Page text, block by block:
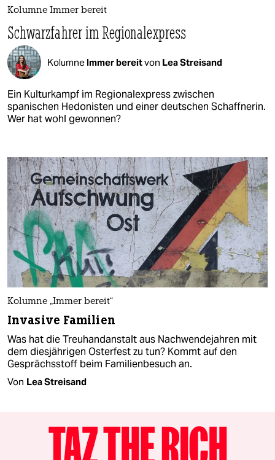
Kolumne Immer bereit
Schwarzfahrer im Regionalexpress
Kolumne Immer bereitvon Lea Streisand
Ein Kulturkampf im Regionalexpress zwischen
spanischen Hedonisten und einer deutschen Schaffnerin.
Wer hat wohl gewonnen?
Kolumne „Immer bereit“
Invasive Familien
Was hat die Treuhandanstalt aus Nachwendejahren mit
dem diesjährigen Osterfest zu tun? Kommt auf den
Gesprächsstoff beim Familienbesuch an.
Von Lea Streisand